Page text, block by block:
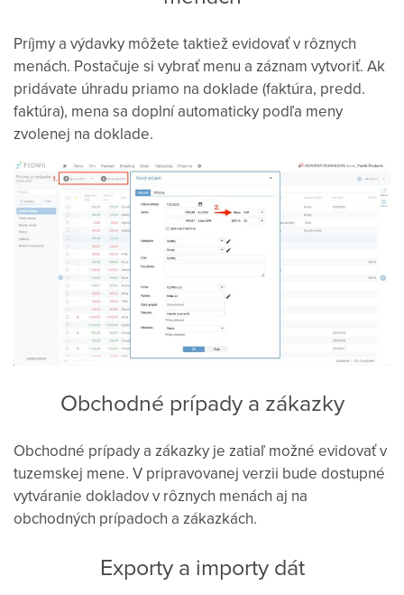
Príjmy a výdavky môžete taktiež evidovať v rôznych
menách. Postačuje si vybrať menu a záznam vytvoriť. Ak
pridávate úhradu priamo na doklade (faktúra, predd.
faktúra), mena sa doplní automaticky podľa meny
zvolenej na doklade.
Obchodné prípady a zákazky
Obchodné prípady a zákazky je zatiaľ možné evidovať v
tuzemskej mene. V pripravovanej verzii bude dostupné
vytváranie dokladov v rôznych menách aj na
obchodných prípadoch a zákazkách.
Exporty a importy dát